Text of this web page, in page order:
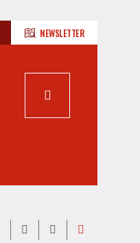
NEWSLETTER